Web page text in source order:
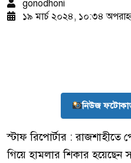
gonodhoni
১৯ মার্চ ২০২৪, ১০:৩৪
নিউজ
স্টাফ রিপোর্টার : রাজশাহীতে
গিয়ে হামলার শিকার হয়েছেন